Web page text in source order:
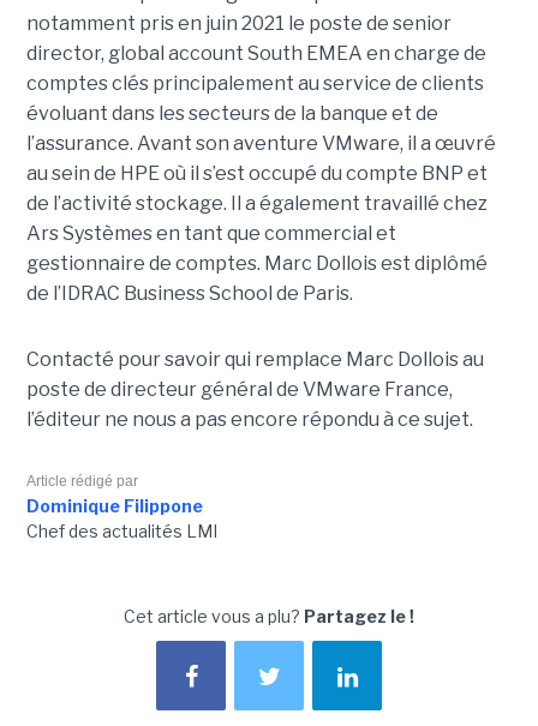
notamment pris en juin 2021 le poste de senior
director, global account South EMEA en charge de
comptes clés principalement au service de clients
évoluant dans les secteurs de la banque et de
l’assurance. Avant son aventure VMware, il a œuvré
au sein de HPE où il s’est occupé du compte BNP et
de l’activité stockage. Il a également travaillé chez
Ars Systèmes en tant que commercial et
gestionnaire de comptes. Marc Dollois est diplômé
de l’IDRAC Business School de Paris.
Contacté pour savoir qui remplace Marc Dollois au
poste de directeur général de VMware France,
l’éditeur ne nous a pas encore répondu à ce sujet.
Article rédigé par
Dominique Filippone
Chef des actualités LMI
Cet article vous a plu? Partagez le !